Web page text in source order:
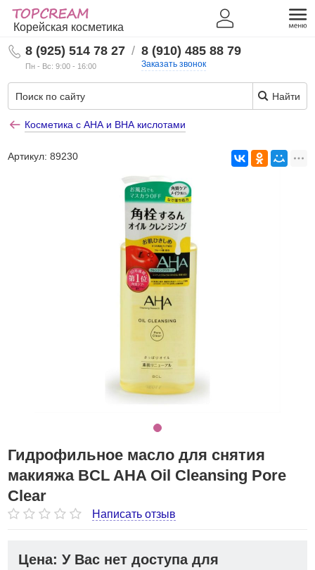
Корейская косметика
8 (925) 514 78 27
Пн - Вс: 9:00 - 16:00
/ 8 (910) 485 88 79
Заказать звонок
Найти
Косметика с АНА и ВНА кислотами
Артикул:89230
Гидрофильное масло для снятия
макияжа BCL AHA Oil Cleansing Pore
Clear
Написать отзыв
Цена: У Вас нет доступа для